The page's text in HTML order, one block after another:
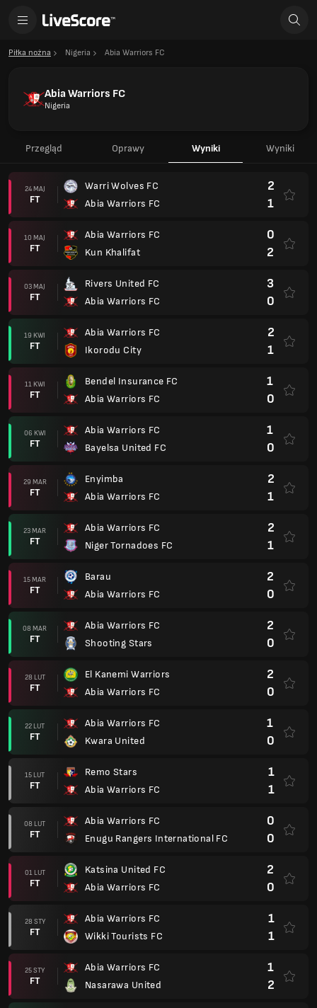
Piłka nożna Nigeria Abia Warriors FC
Abia Warriors FC
Nigeria
Przegląd Oprawy Wyniki Wyniki
24 MAJ
FT
Warri Wolves FC
Abia Warriors FC
2
1
10 MAJ
FT
Abia Warriors FC
Kun Khalifat
0
2
03 MAJ
FT
Rivers United FC
Abia Warriors FC
3
0
19 KWI
FT
Abia Warriors FC
Ikorodu City
2
1
11 KWI
FT
Bendel Insurance FC
Abia Warriors FC
1
0
06 KWI
FT
Abia Warriors FC
Bayelsa United FC
1
0
29 MAR
FT
Enyimba
Abia Warriors FC
2
1
23 MAR
FT
Abia Warriors FC
Niger Tornadoes FC
2
1
15 MAR
FT
Barau
Abia Warriors FC
2
0
08 MAR
FT
Abia Warriors FC
Shooting Stars
2
0
28 LUT
FT
El Kanemi Warriors
Abia Warriors FC
2
0
22 LUT
FT
Abia Warriors FC
Kwara United
1
0
15 LUT
FT
Remo Stars
Abia Warriors FC
1
1
08 LUT
FT
Abia Warriors FC
Enugu Rangers International FC
0
0
01 LUT
FT
Katsina United FC
Abia Warriors FC
2
0
28 STY
FT
Abia Warriors FC
Wikki Tourists FC
1
1
25 STY
FT
Abia Warriors FC
Nasarawa United
1
2